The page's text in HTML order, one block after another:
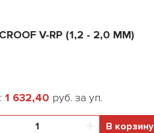
V-RP (1,2 - 2,0 ММ)
1 632,40 руб. за уп.
В корзину